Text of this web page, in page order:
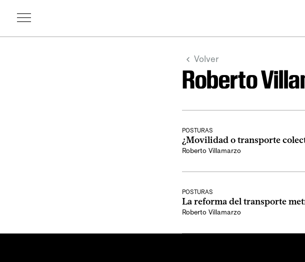
Volver
Roberto
POSTURAS
¿Movilidad o transporte
Roberto Villamarzo
POSTURAS
La reforma del transporte
Roberto Villamarzo